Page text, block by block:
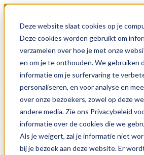
Deze website slaat cookies op je
Deze cookies worden gebruikt om
verzamelen over hoe je met onze
en om je te onthouden. We gebruiken
informatie om je surfervaring te
personaliseren, en voor analyse en
over onze bezoekers, zowel op deze
andere media. Zie ons Privacybeleid
informatie over de cookies die we
Als je weigert, zal je informatie niet
bij je bezoek aan deze website. Er
Inloggen
Klantenservice
Account
NL
FR
Ga naar de inhoud
Ga naar Nutriphyt voor consumenten
Toggle Nav
Menu
Onze producten